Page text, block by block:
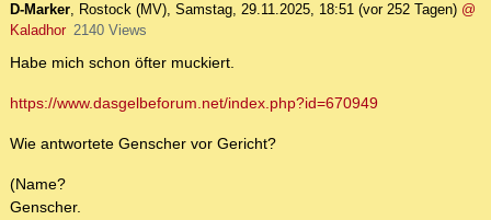
D-Marker, Rostock (MV), Samstag, 29.11.2025, 18:51 (vor 252 Tagen) @
Kaladhor 2140 Views
Habe mich schon öfter muckiert.
https://www.dasgelbeforum.net/index.php?id=670949
Wie antwortete Genscher vor Gericht?
(Name?
Genscher.